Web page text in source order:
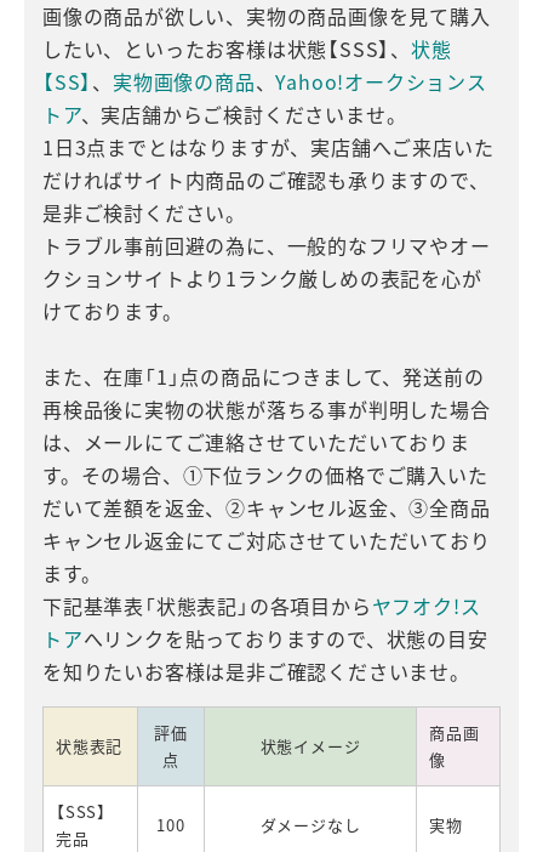
画像の商品が欲しい、実物の商品画像を見て購入
したい、といったお客様は状態【SSS】、 状態
【SS】 、 実物画像の商品、Yahoo!オークションス
トア、実店舗からご検討くださいませ。
1日3点までとはなりますが、実店舗へご来店いた
だければサイト内商品のご確認も承りますので、
是非ご検討ください。
トラブル事前回避の為に、一般的なフリマやオー
クションサイトより1ランク厳しめの表記を心が
けております。
また、在庫「1」点の商品につきまして、発送前の
再検品後に実物の状態が落ちる事が判明した場合
は、メールにてご連絡させていただいておりま
す。その場合、①下位ランクの価格でご購入いた
だいて差額を返金、②キャンセル返金、③全商品
キャンセル返金にてご対応させていただいており
ます。
下記基準表「状態表記」の各項目からヤフオク!ス
トアへリンクを貼っておりますので、状態の目安
を知りたいお客様は是非ご確認くださいませ。
状態表記
評価
点
状態イメージ
商品画
像
【SSS】
完品
100 ダメージなし 実物